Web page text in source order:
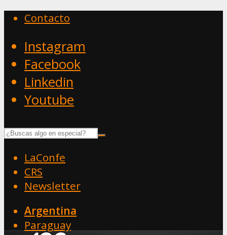
Contacto
Instagram
Facebook
Linkedin
Youtube
LaConfe
CRS
Newsletter
Argentina
Paraguay